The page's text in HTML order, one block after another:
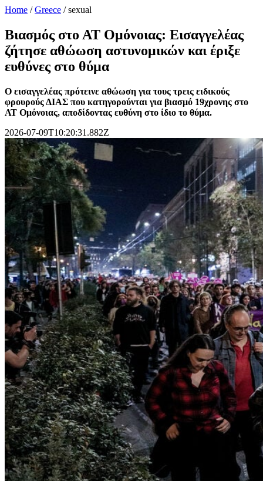
Home /Greece /sexual
Βιασμός στο ΑΤ Ομόνοιας: Εισαγγελέας
ζήτησε αθώωση αστυνομικών και έριξε
ευθύνες στο θύμα
Ο εισαγγελέας πρότεινε αθώωση για τους τρεις ειδικούς
φρουρούς ΔΙΑΣ που κατηγορούνται για βιασμό 19χρονης στο
ΑΤ Ομόνοιας, αποδίδοντας ευθύνη στο ίδιο το θύμα.
2026-07-09T10:20:31.882Z